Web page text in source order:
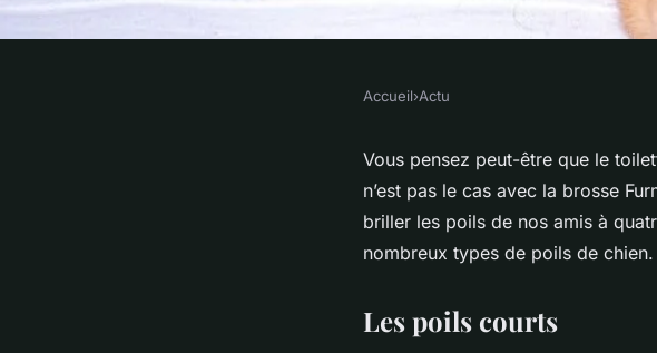
Quels types de poils de
Furminator peut-elle
Accueil›Actu
Vous pensez peut-être que le
n’est pas le cas avec la brosse
briller les poils de nos amis à
nombreux types de poils de
Les poils courts